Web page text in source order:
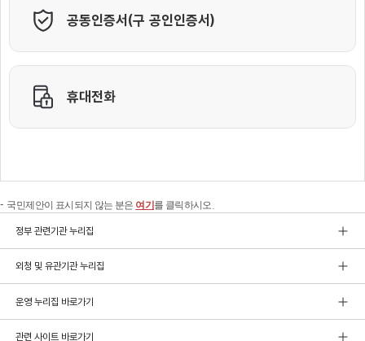
국민제안이 표시되지 않는 분은 여기 를 클릭하시오.
정부 관련기관 누리집
외청 및 유관기관 누리집
운영 누리집 바로가기
관련 사이트 바로가기